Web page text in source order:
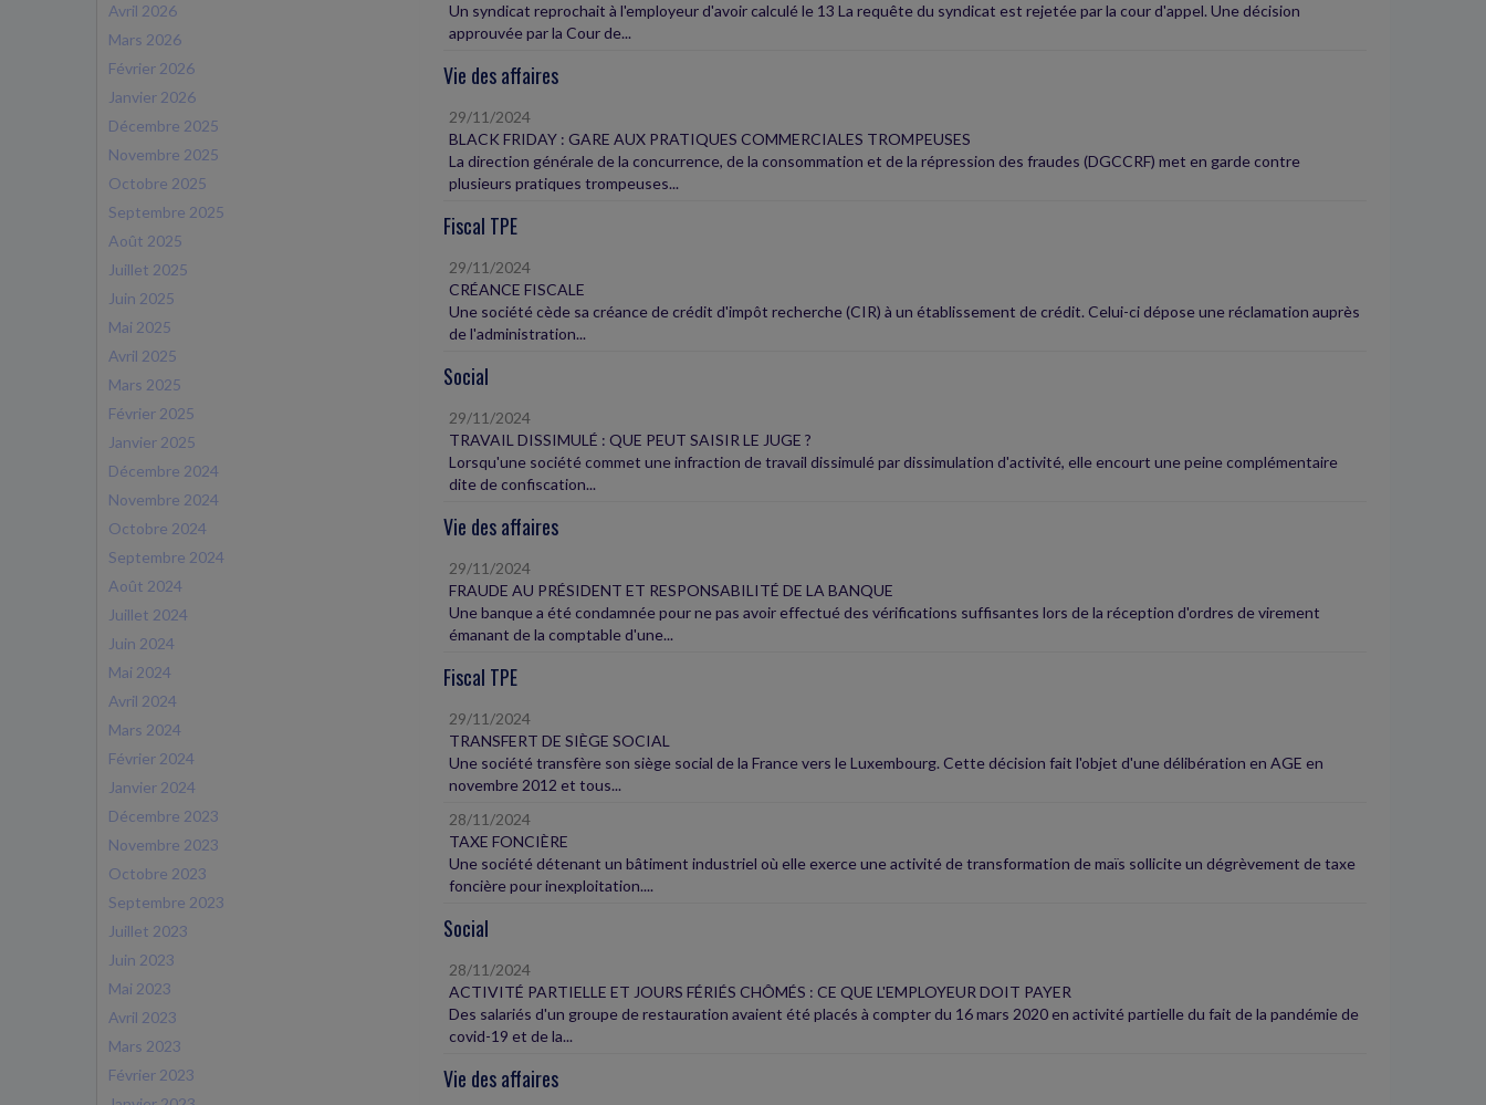
Avril 2026
Mars 2026
Février 2026
Janvier 2026
Décembre 2025
Novembre 2025
Octobre 2025
Septembre 2025
Août 2025
Juillet 2025
Juin 2025
Mai 2025
Avril 2025
Mars 2025
Février 2025
Janvier 2025
Décembre 2024
Novembre 2024
Octobre 2024
Septembre 2024
Août 2024
Juillet 2024
Juin 2024
Mai 2024
Avril 2024
Mars 2024
Février 2024
Janvier 2024
Décembre 2023
Novembre 2023
Octobre 2023
Septembre 2023
Juillet 2023
Juin 2023
Mai 2023
Avril 2023
Mars 2023
Février 2023
Un syndicat reprochait à l'employeur d'avoir calculé le 13 La requête du syndicat est rejetée par la cour d'appel. Une décision
approuvée par la Cour de...
Vie des affaires
29/11/2024
BLACK FRIDAY : GARE AUX PRATIQUES COMMERCIALES TROMPEUSES
La direction générale de la concurrence, de la consommation et de la répression des fraudes (DGCCRF) met en garde contre
plusieurs pratiques trompeuses...
Fiscal TPE
29/11/2024
CRÉANCE FISCALE
Une société cède sa créance de crédit d'impôt recherche (CIR) à un établissement de crédit. Celui-ci dépose une réclamation auprès
de l'administration...
Social
29/11/2024
TRAVAIL DISSIMULÉ : QUE PEUT SAISIR LE JUGE ?
Lorsqu'une société commet une infraction de travail dissimulé par dissimulation d'activité, elle encourt une peine complémentaire
dite de confiscation...
Vie des affaires
29/11/2024
FRAUDE AU PRÉSIDENT ET RESPONSABILITÉ DE LA BANQUE
Une banque a été condamnée pour ne pas avoir effectué des vérifications suffisantes lors de la réception d'ordres de virement
émanant de la comptable d'une...
Fiscal TPE
29/11/2024
TRANSFERT DE SIÈGE SOCIAL
Une société transfère son siège social de la France vers le Luxembourg. Cette décision fait l'objet d'une délibération en AGE en
novembre 2012 et tous...
28/11/2024
TAXE FONCIÈRE
Une société détenant un bâtiment industriel où elle exerce une activité de transformation de maïs sollicite un dégrèvement de taxe
foncière pour inexploitation....
Social
28/11/2024
ACTIVITÉ PARTIELLE ET JOURS FÉRIÉS CHÔMÉS : CE QUE L'EMPLOYEUR DOIT PAYER
Des salariés d'un groupe de restauration avaient été placés à compter du 16 mars 2020 en activité partielle du fait de la pandémie de
covid-19 et de la...
Vie des affaires